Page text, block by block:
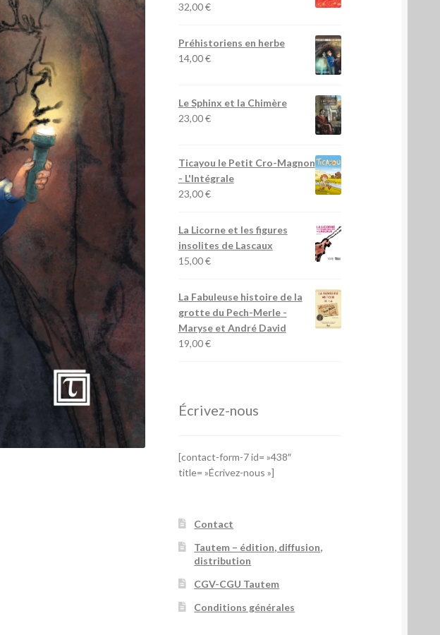
32,00€
Préhistoriens en herbe
14,00€
Le Sphinx et la Chimère
23,00€
Ticayou le Petit Cro-Magnon
- L'Intégrale
23,00€
La Licorne et les figures
insolites de Lascaux
15,00€
La Fabuleuse histoire de la
grotte du Pech-Merle-
Maryse et André David
19,00€
Écrivez-nous
[contact-form-7 id= »438″
title= »Écrivez-nous »]
Contact
Tautem – édition, diffusion,
distribution
CGV-CGU Tautem
Conditions générales